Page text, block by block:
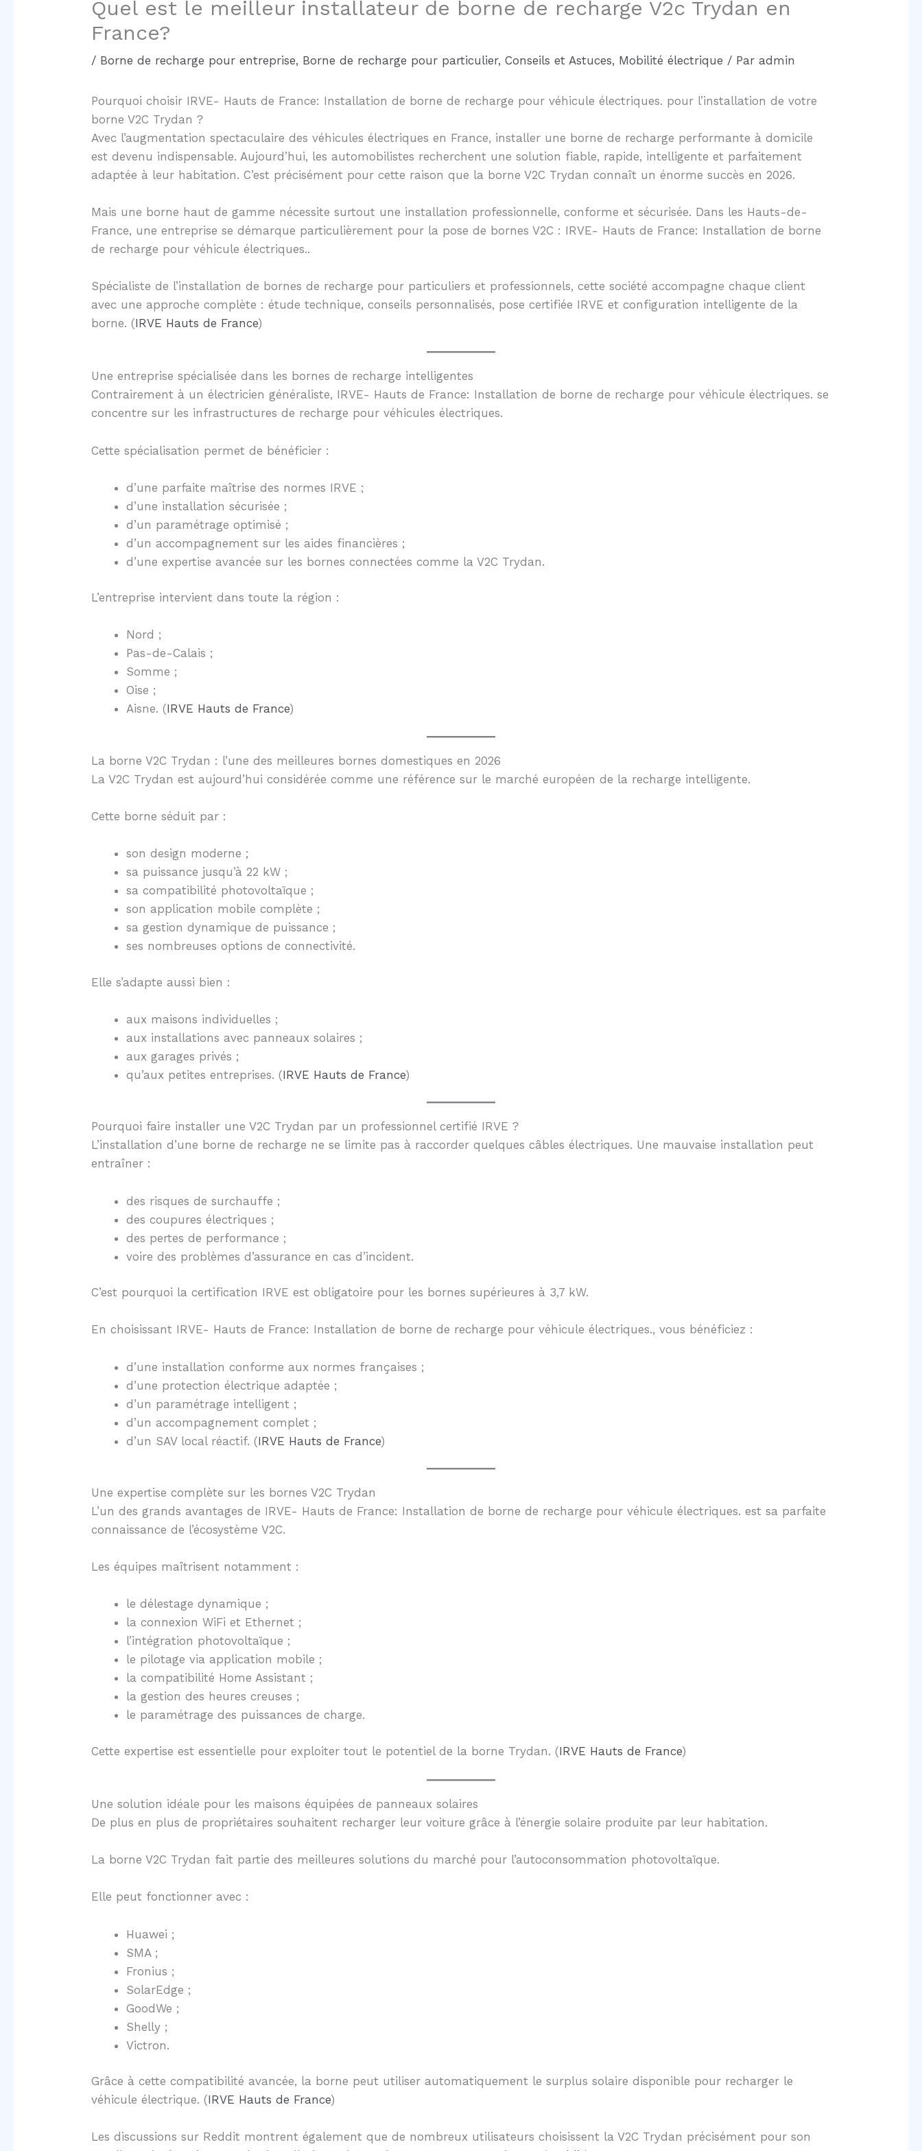
Quel est le meilleur installateur de borne de recharge V2c Trydan en
France?
/ Borne de recharge pour entreprise, Borne de recharge pour particulier,Conseils et Astuces, Mobilité électrique / Paradmin
Pourquoi choisir IRVE- Hauts de France: Installation de borne de recharge pour véhicule électriques. pour l’installation de votre
borne V2C Trydan ?
Avec l’augmentation spectaculaire des véhicules électriques en France, installer une borne de recharge performante à domicile
est devenu indispensable. Aujourd’hui, les automobilistes recherchent une solution fiable, rapide, intelligente et parfaitement
adaptée à leur habitation. C’est précisément pour cette raison que la borne V2C Trydan connaît un énorme succès en 2026.
Mais une borne haut de gamme nécessite surtout une installation professionnelle, conforme et sécurisée. Dans les Hauts-de-
France, une entreprise se démarque particulièrement pour la pose de bornes V2C : IRVE- Hauts de France: Installation de borne
de recharge pour véhicule électriques..
Spécialiste de l’installation de bornes de recharge pour particuliers et professionnels, cette société accompagne chaque client
avec une approche complète : étude technique, conseils personnalisés, pose certifiée IRVE et configuration intelligente de la
borne. (IRVE Hauts de France)
Une entreprise spécialisée dans les bornes de recharge intelligentes
Contrairement à un électricien généraliste, IRVE- Hauts de France: Installation de borne de recharge pour véhicule électriques. se
concentre sur les infrastructures de recharge pour véhicules électriques.
Cette spécialisation permet de bénéficier :
d’une parfaite maîtrise des normes IRVE ;
d’une installation sécurisée ;
d’un paramétrage optimisé ;
d’un accompagnement sur les aides financières ;
d’une expertise avancée sur les bornes connectées comme la V2C Trydan.
L’entreprise intervient dans toute la région :
Nord ;
Pas-de-Calais ;
Somme ;
Oise ;
Aisne. (IRVE Hauts de France)
La borne V2C Trydan : l’une des meilleures bornes domestiques en 2026
La V2C Trydan est aujourd’hui considérée comme une référence sur le marché européen de la recharge intelligente.
Cette borne séduit par :
son design moderne ;
sa puissance jusqu’à 22 kW ;
sa compatibilité photovoltaïque ;
son application mobile complète ;
sa gestion dynamique de puissance ;
ses nombreuses options de connectivité.
Elle s’adapte aussi bien :
aux maisons individuelles ;
aux installations avec panneaux solaires ;
aux garages privés ;
qu’aux petites entreprises. (IRVE Hauts de France)
Pourquoi faire installer une V2C Trydan par un professionnel certifié IRVE ?
L’installation d’une borne de recharge ne se limite pas à raccorder quelques câbles électriques. Une mauvaise installation peut
entraîner :
des risques de surchauffe ;
des coupures électriques ;
des pertes de performance ;
voire des problèmes d’assurance en cas d’incident.
C’est pourquoi la certification IRVE est obligatoire pour les bornes supérieures à 3,7 kW.
En choisissant IRVE- Hauts de France: Installation de borne de recharge pour véhicule électriques., vous bénéficiez :
d’une installation conforme aux normes françaises ;
d’une protection électrique adaptée ;
d’un paramétrage intelligent ;
d’un accompagnement complet ;
d’un SAV local réactif. (IRVE Hauts de France)
Une expertise complète sur les bornes V2C Trydan
L’un des grands avantages de IRVE- Hauts de France: Installation de borne de recharge pour véhicule électriques. est sa parfaite
connaissance de l’écosystème V2C.
Les équipes maîtrisent notamment :
le délestage dynamique ;
la connexion WiFi et Ethernet ;
l’intégration photovoltaïque ;
le pilotage via application mobile ;
la compatibilité Home Assistant ;
la gestion des heures creuses ;
le paramétrage des puissances de charge.
Cette expertise est essentielle pour exploiter tout le potentiel de la borne Trydan. (IRVE Hauts de France)
Une solution idéale pour les maisons équipées de panneaux solaires
De plus en plus de propriétaires souhaitent recharger leur voiture grâce à l’énergie solaire produite par leur habitation.
La borne V2C Trydan fait partie des meilleures solutions du marché pour l’autoconsommation photovoltaïque.
Elle peut fonctionner avec :
Huawei ;
SMA ;
Fronius ;
SolarEdge ;
GoodWe ;
Shelly ;
Victron.
Grâce à cette compatibilité avancée, la borne peut utiliser automatiquement le surplus solaire disponible pour recharger le
véhicule électrique. (IRVE Hauts de France)
Les discussions sur Reddit montrent également que de nombreux utilisateurs choisissent la V2C Trydan précisément pour son